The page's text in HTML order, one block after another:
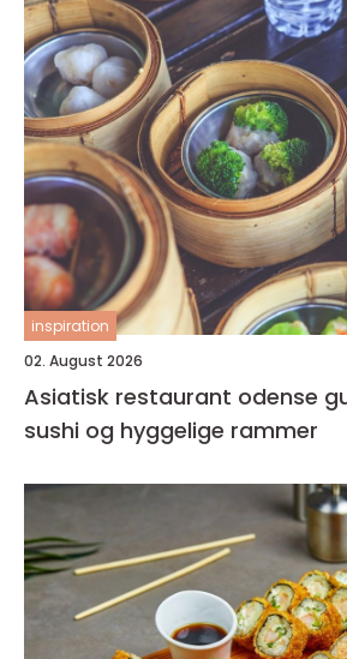
inspiration
02. August 2026
Asiatisk restaurant odense guide til buffet,
sushi og hyggelige rammer